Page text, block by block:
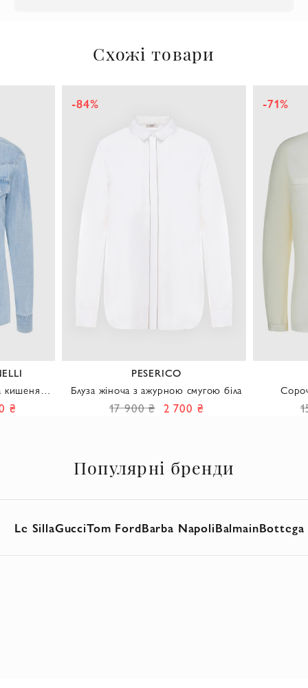
Схожі товари
кишенями
₴
PESERICO
Блуза жіноча з ажурною смугою біла
-84%
17 900 ₴ 2 700 ₴
-71%
Популярні бренди
Le SillaGucciTom FordBarba NapoliBalmainBottega